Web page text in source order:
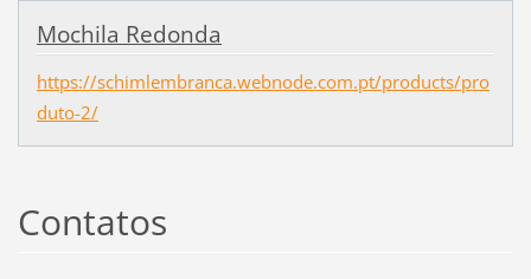
Mochila Redonda
https://schimlembranca.webnode.com.pt/products/pro
duto-2/
Contatos